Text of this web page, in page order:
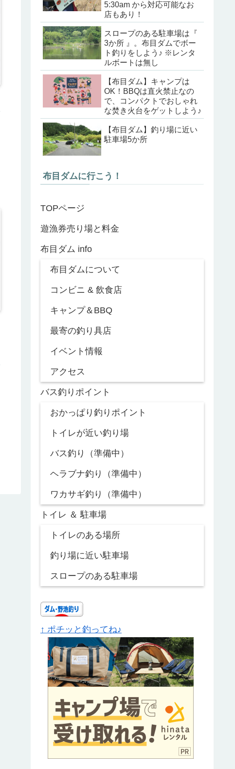
5:30am から対応可能なお
店もあり！
スロープのある駐車場は『
3か所 』。布目ダムでボー
ト釣りをしよう♪ ※レンタ
ルボートは無し
【布目ダム】キャンプは
OK！BBQは直火禁止なの
で、コンパクトでおしゃれ
な焚き火台をゲットしよう♪
【布目ダム】釣り場に近い
駐車場5か所
布目ダムに行こう！
TOPページ
遊漁券売り場と料金
布目ダム info
布目ダムについて
コンビニ & 飲食店
キャンプ＆BBQ
最寄の釣り具店
イベント情報
アクセス
バス釣りポイント
おかっぱり釣りポイント
トイレが近い釣り場
バス釣り（準備中）
ヘラブナ釣り（準備中）
ワカサギ釣り（準備中）
トイレ ＆ 駐車場
トイレのある場所
釣り場に近い駐車場
スロープのある駐車場
↑ ポチッと釣ってね♪